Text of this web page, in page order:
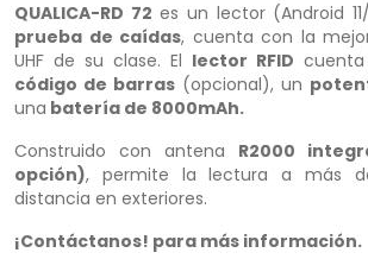
QUALICA-RD 72 es un lector (Android 11/
prueba de caídas, cuenta con la
UHF de su clase. El lector RFID
código de barras (opcional), un
una batería de 8000mAh.
Construido con antena R2000
opción), permite la lectura a más
distancia en exteriores.
¡Contáctanos! para más información.